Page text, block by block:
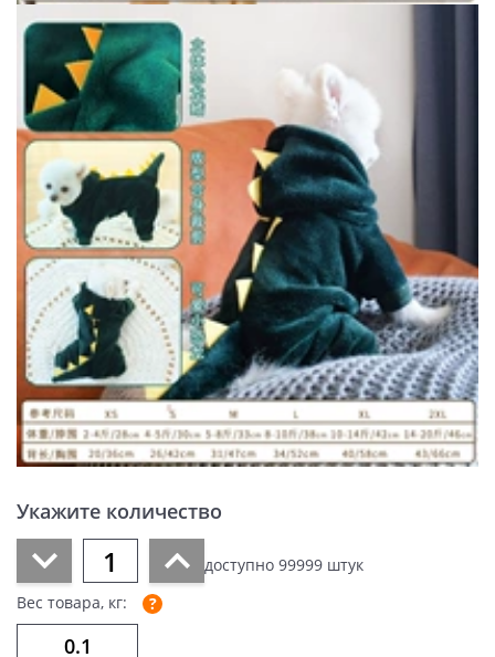
Укажите количество
доступно 99999 штук
Вес товара, кг: